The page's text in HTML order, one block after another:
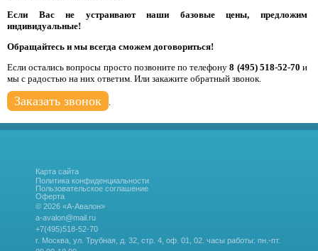
Если Вас не устраивают наши базовые цены, предложим
индивидуальные!
Обращайтесь и мы всегда сможем договориться!
Если остались вопросы просто позвоните по телефону8 (495) 518-52-70 и
мы с радостью на них ответим. Или закажите обратный звонок.
Заказать звонок
Карта сайта
Политика конфиденциальности
Пользовательское соглашение
Оферта
© 2026 «А-Авалон»
a-avalon@mail.ru
+7(495)518-52-70
г. Москва, ул. Трубная, д. 32, стр. 4, оф. 01, 02. часы работы: пн.-пт.